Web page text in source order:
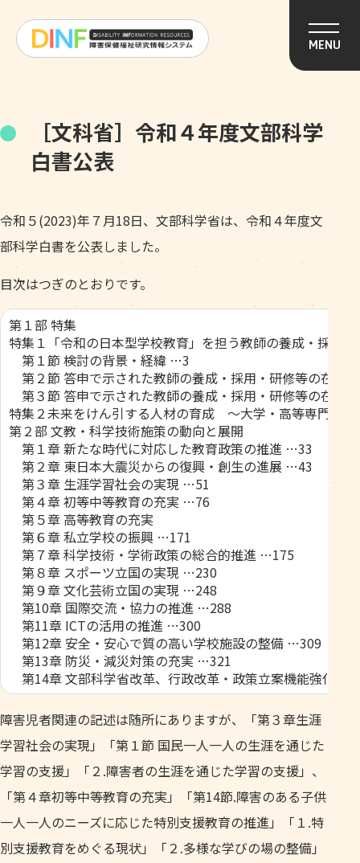
MENU
［文科省］令和４年度文部科学
白書公表
令和５(2023)年７月18日、文部科学省は、令和４年度文
部科学白書を公表しました。
目次はつぎのとおりです。
第１部 特集
特集１「令和の日本型学校教育」を担う教師の養成・採用
第１節 検討の背景・経緯 …3
第２節 答申で示された教師の養成・採用・研修等の在り
第３節 答申で示された教師の養成・採用・研修等の在り
特集２未来をけん引する人材の育成 ～大学・高等専門学
第２部 文教・科学技術施策の動向と展開
第１章 新たな時代に対応した教育政策の推進 …33
第２章 東日本大震災からの復興・創生の進展 …43
第３章 生涯学習社会の実現 …51
第４章 初等中等教育の充実 …76
第５章 高等教育の充実
第６章 私立学校の振興 …171
第７章 科学技術・学術政策の総合的推進 …175
第８章 スポーツ立国の実現 …230
第９章 文化芸術立国の実現 …248
第10章 国際交流・協力の推進 …288
第11章 ICTの活用の推進 …300
第12章 安全・安心で質の高い学校施設の整備 …309
第13章 防災・減災対策の充実 …321
第14章 文部科学省改革、行政改革・政策立案機能強化に
障害児者関連の記述は随所にありますが、「第３章生涯
学習社会の実現」「第１節 国民一人一人の生涯を通じた
学習の支援」「２.障害者の生涯を通じた学習の支援」、
「第４章初等中等教育の充実」「第14節.障害のある子供
一人一人のニーズに応じた特別支援教育の推進」「１.特
別支援教育をめぐる現状」「２.多様な学びの場の整備」